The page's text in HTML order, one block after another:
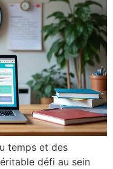
temps et des
défi au sein